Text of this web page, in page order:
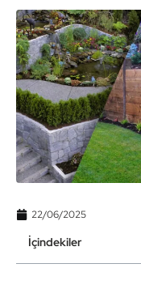
22/06/2025
İçindekiler